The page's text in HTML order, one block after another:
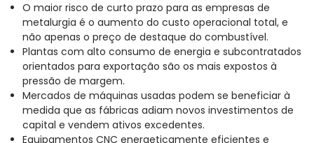
O maior risco de curto prazo para as empresas de
metalurgia é o aumento do custo operacional total, e
não apenas o preço de destaque do combustível.
Plantas com alto consumo de energia e subcontratados
orientados para exportação são os mais expostos à
pressão de margem.
Mercados de máquinas usadas podem se beneficiar à
medida que as fábricas adiam novos investimentos de
capital e vendem ativos excedentes.
Equipamentos CNC energeticamente eficientes e